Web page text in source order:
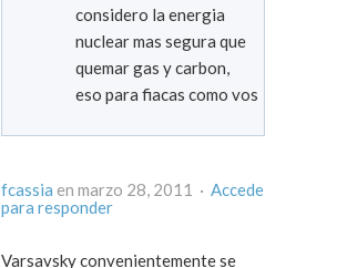
considero la energia
nuclear mas segura que
quemar gas y carbon,
eso para fiacas como vos
fcassia en marzo 28, 2011 · Accede
para responder
Varsavsky convenientemente se